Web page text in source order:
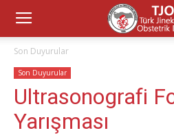
Son Duyurular
Son Duyurular
Ultrasonografi
Yarışması